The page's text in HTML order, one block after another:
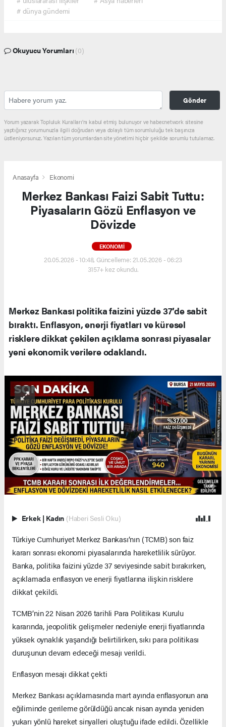
# dünya gündemi
Okuyucu Yorumları (0)
Gönder
Yorum yazarak Topluluk Kuralları’nı kabul etmiş bulunuyor ve haber.network sitesine
yaptığınız yorumunuzla ilgili doğrudan veya dolaylı tüm sorumluluğu tek başınıza
üstleniyorsunuz. Yazılan tüm yorumlardan site yönetimi hiçbir şekilde sorumlu tutulamaz.
Anasayfa Ekonomi
Merkez Bankası Faizi Sabit Tuttu:
Piyasaların Gözü Enflasyon ve
Dövizde
EKONOMI
20.05.2026 - 10:48, Güncelleme: 21.05.2026 - 06:23
3157+ kez okundu.
Merkez Bankası politika faizini yüzde 37’de sabit
bıraktı. Enflasyon, enerji fiyatları ve küresel
risklere dikkat çekilen açıklama sonrası piyasalar
yeni ekonomik verilere odaklandı.
Erkek | Kadın (Haberi Sesli Oku)
Türkiye Cumhuriyet Merkez Bankası’nın (TCMB) son faiz
kararı sonrası ekonomi piyasalarında hareketlilik sürüyor.
Banka, politika faizini yüzde 37 seviyesinde sabit bırakırken,
açıklamada enflasyon ve enerji fiyatlarına ilişkin risklere
dikkat çekildi.
TCMB’nin 22 Nisan 2026 tarihli Para Politikası Kurulu
kararında, jeopolitik gelişmeler nedeniyle enerji fiyatlarında
yüksek oynaklık yaşandığı belirtilirken, sıkı para politikası
duruşunun devam edeceği mesajı verildi.
Enflasyon mesajı dikkat çekti
Merkez Bankası açıklamasında mart ayında enflasyonun ana
eğiliminde gerileme görüldüğü ancak nisan ayında yeniden
yukarı yönlü hareket sinyalleri oluştuğu ifade edildi. Özellikle